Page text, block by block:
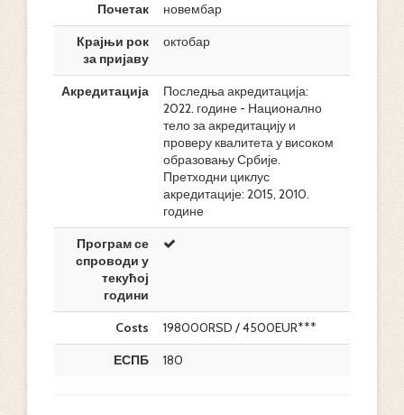
Почетак
новембар
Крајњи рок
за пријаву
октобар
Акредитација
Последња акредитација:
2022. године - Национално
тело за акредитацију и
проверу квалитета у високом
образовању Србије.
Претходни циклус
акредитације: 2015, 2010.
године
Програм се
спроводи у
текућој
години
Costs
198000RSD / 4500EUR***
ЕСПБ
180